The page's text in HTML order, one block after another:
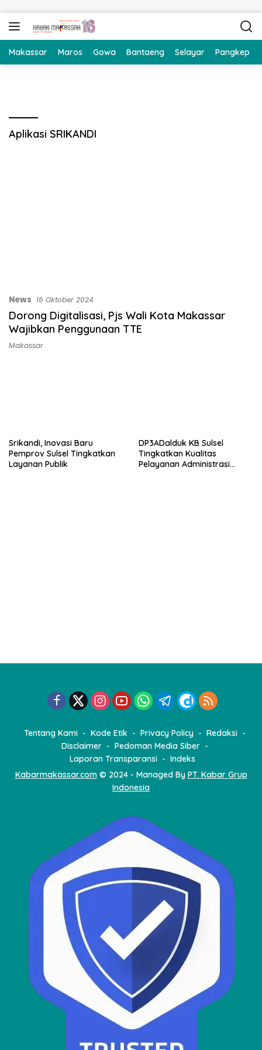
Makassar Maros Gowa Bantaeng Selayar Pangkep
Aplikasi SRIKANDI
News 16 Oktober 2024
Dorong Digitalisasi, Pjs Wali Kota Makassar
Wajibkan Penggunaan TTE
Makassar
Srikandi, Inovasi Baru
Pemprov Sulsel Tingkatkan
Layanan Publik
DP3ADalduk KB Sulsel
Tingkatkan Kualitas
Pelayanan Administrasi
Tentang Kami Kode Etik Privacy Policy
Redaksi
Disclaimer
Pedoman Media Siber
Laporan Transparansi
Indeks
Kabarmakassar.com© 2024 - Managed By PT. Kabar Grup
Indonesia